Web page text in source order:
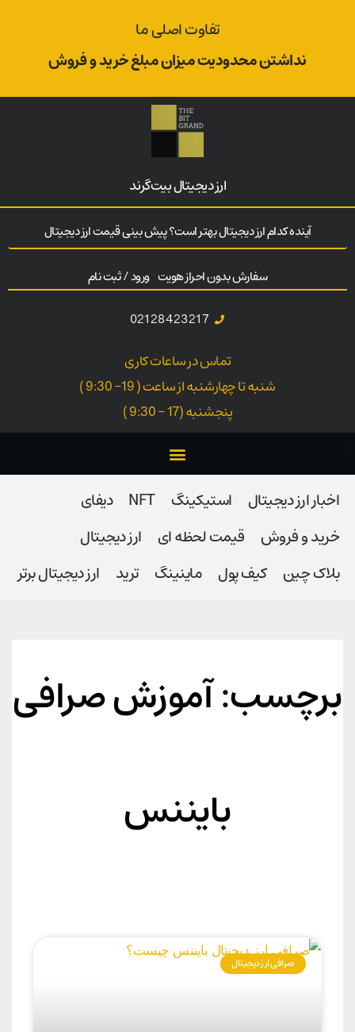
تفاوت اصلی ما
نداشتن محدودیت میزان مبلغ خرید و فروش
ارز‌ دیجیتال بیت‌گرند
آینده کدام ارز دیجیتال بهتر است؟ پیش بینی قیمت ارز دیجیتال
سفارش بدون احراز هویت ورود / ثبت نام
02128423217
تماس در ساعات کاری
شنبه تا چهارشنبه از ساعت ( 19- 9:30 )
پنجشنبه (17 - 9:30 )
اخبار ارز دیجیتال استیکینگ NFT
دیفای
خرید و فروش
قیمت لحظه ای
ارز دیجیتال
بلاک‌ چین
کیف پول ماینینگ ترید ارز دیجیتال برتر
برچسب: آموزش صرافی
بایننس
صرافی ارز دیجیتال